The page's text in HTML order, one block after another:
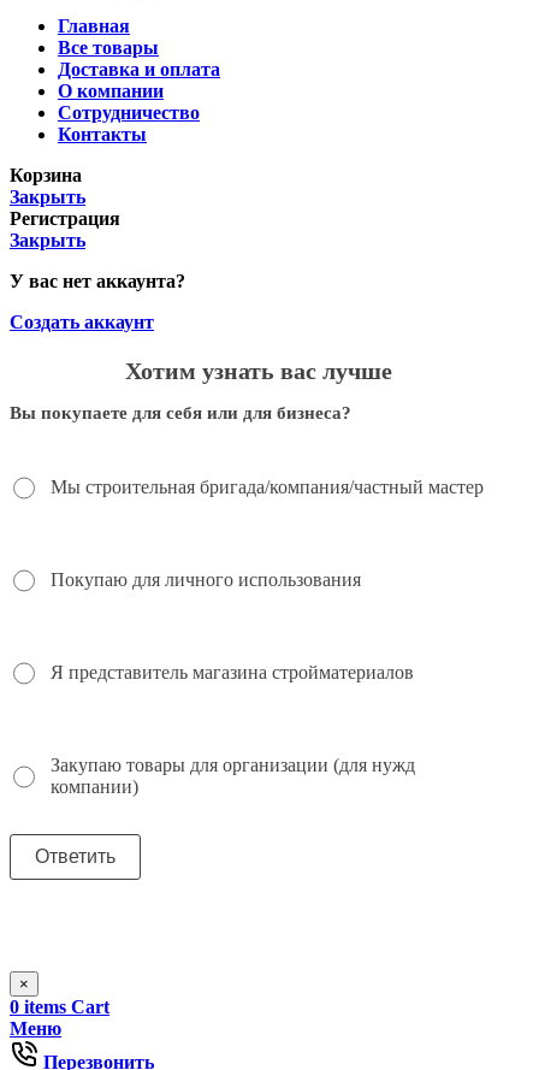
Главная
Все товары
Доставка и оплата
О компании
Сотрудничество
Контакты
Корзина
Закрыть
Регистрация
Закрыть
У вас нет аккаунта?
Создать аккаунт
Хотим узнать вас лучше
Вы покупаете для себя или для бизнеса?
Мы строительная бригада/компания/частный мастер
Покупаю для личного использования
Я представитель магазина стройматериалов
Закупаю товары для организации (для нужд
компании)
×
0 items Cart
Меню
Перезвонить